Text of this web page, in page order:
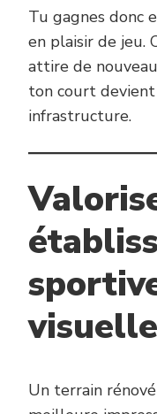
Tu gagnes donc
en plaisir de jeu.
attire de
ton court
infrastructure.
Un terrain